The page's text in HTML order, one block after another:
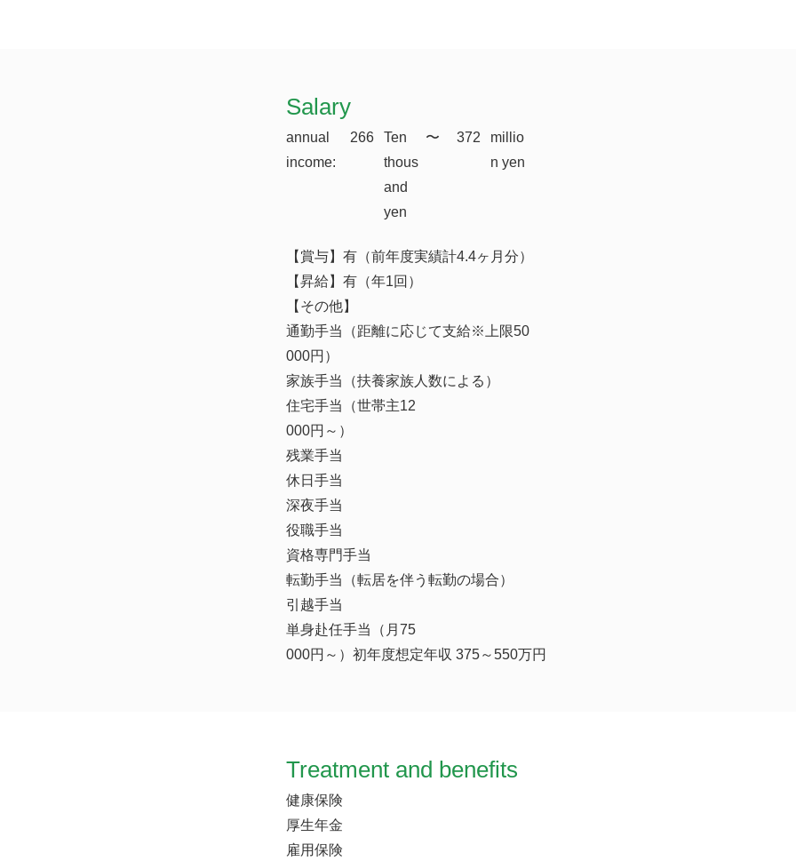
​Salary
annual
income:
266
Ten
thous
and
yen
​〜 372
millio
n yen
【賞与】有（前年度実績計4.4ヶ月分）
【昇給】有（年1回）
【その他】
通勤手当（距離に応じて支給※上限50
000円）
家族手当（扶養家族人数による）
住宅手当（世帯主12
000円～）
残業手当
休日手当
深夜手当
役職手当
資格専門手当
転勤手当（転居を伴う転勤の場合）
引越手当
単身赴任手当（月75
000円～）初年度想定年収 375～550万円
Treatment and benefits
健康保険
厚生年金
雇用保険